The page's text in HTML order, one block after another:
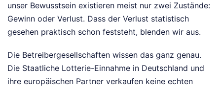
unser Bewusstsein existieren meist nur zwei Zustände:
Gewinn oder Verlust. Dass der Verlust statistisch
gesehen praktisch schon feststeht, blenden wir aus.
Die Betreibergesellschaften wissen das ganz genau.
Die Staatliche Lotterie-Einnahme in Deutschland und
ihre europäischen Partner verkaufen keine echten